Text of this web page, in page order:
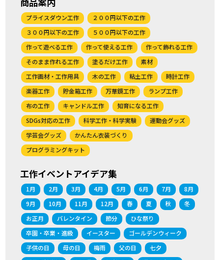
プライスダウン工作
２００円以下の工作
３００円以下の工作
５００円以下の工作
作って遊べる工作
作って使える工作
作って飾れる工作
そのまま作れる工作
塗るだけ工作
素材
工作画材・工作用具
木の工作 粘土工作
時計工作
楽器工作
貯金箱工作 万華鏡工作
ランプ工作
布の工作
キャンドル工作
知育になる工作
SDGs対応の工作
科学工作・科学実験
運動会グッズ
学芸会グッズ
かんたん衣装づくり
プログラミングキット
工作イベントアイデア集
1月 2月 3月 4月 5月 6月 7月
8月
9月
10月 11月 12月 春 夏 秋
冬
お正月
バレンタイン 節分
ひな祭り
卒園・卒業・進級
イースター
ゴールデンウィーク
子供の日
母の日 梅雨 父の日
七夕